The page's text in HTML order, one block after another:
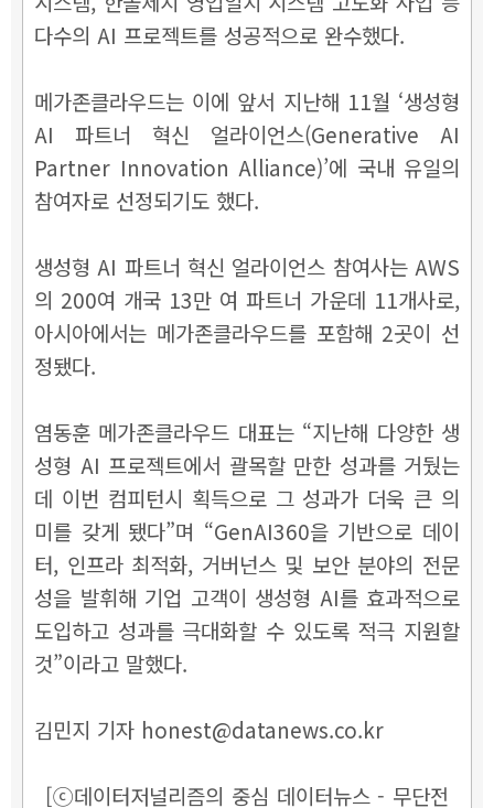
다수의 AI 프로젝트를 성공적으로 완수했다.
메가존클라우드는 이에 앞서 지난해 11월 ‘생성형
AI 파트너 혁신 얼라이언스(Generative AI
Partner Innovation Alliance)’에 국내 유일의
참여자로 선정되기도 했다.
생성형 AI 파트너 혁신 얼라이언스 참여사는 AWS
의 200여 개국 13만 여 파트너 가운데 11개사로,
아시아에서는 메가존클라우드를 포함해 2곳이 선
정됐다.
염동훈 메가존클라우드 대표는 “지난해 다양한 생
성형 AI 프로젝트에서 괄목할 만한 성과를 거뒀는
데 이번 컴피턴시 획득으로 그 성과가 더욱 큰 의
미를 갖게 됐다”며 “GenAI360을 기반으로 데이
터, 인프라 최적화, 거버넌스 및 보안 분야의 전문
성을 발휘해 기업 고객이 생성형 AI를 효과적으로
도입하고 성과를 극대화할 수 있도록 적극 지원할
것”이라고 말했다.
김민지 기자 honest@datanews.co.kr
[ⓒ데이터저널리즘의 중심 데이터뉴스 - 무단전